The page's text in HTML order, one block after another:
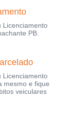
Licenciamento
PB.
Licenciamento
mesmo e fique
veiculares